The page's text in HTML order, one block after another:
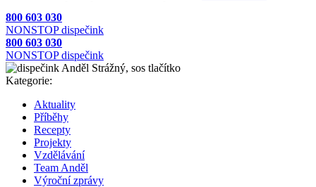
800 603 030
NONSTOP dispečink
800 603 030
NONSTOP dispečink
Kategorie:
Aktuality
Příběhy
Recepty
Projekty
Vzdělávání
Team Anděl
Výroční zprávy